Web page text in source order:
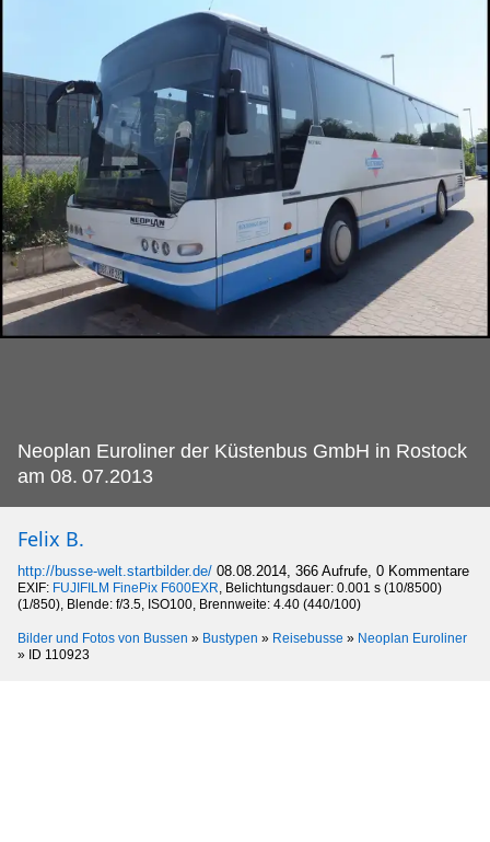
Neoplan Euroliner der Küstenbus GmbH in Rostock
am 08. 07.2013
Felix B.
http://busse-welt.startbilder.de/ 08.08.2014, 366 Aufrufe, 0 Kommentare
EXIF: FUJIFILM FinePix F600EXR, Belichtungsdauer: 0.001 s (10/8500)
(1/850), Blende: f/3.5, ISO100, Brennweite: 4.40 (440/100)
Bilder und Fotos von Bussen » Bustypen » Reisebusse » Neoplan Euroliner
» ID 110923